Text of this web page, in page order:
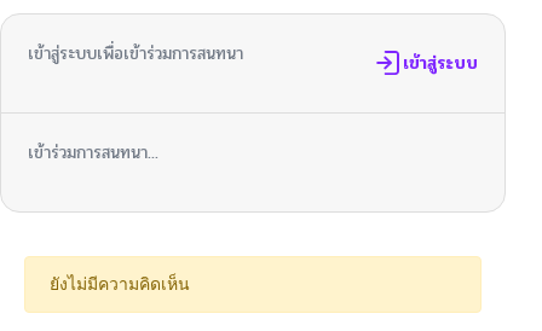
เข้าสู่ระบบเพื่อเข้าร่วมการสนทนา เข้าสู่ระบบ
เข้าร่วมการสนทนา...
ยังไม่มีความคิดเห็น